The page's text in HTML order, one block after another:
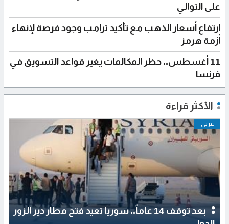
على التوالي
ارتفاع أسعار الذهب مع تأكيد ترامب وجود فرصة لإنهاء
أزمة هرمز
11 أغسطس.. حظر المكالمات يغير قواعد التسويق في
فرنسا
الأكثر قراءة
عربي
بعد توقف 14 عاماً.. سوريا تعيد فتح مطار دير الزور